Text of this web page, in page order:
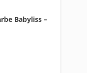
Babyliss –